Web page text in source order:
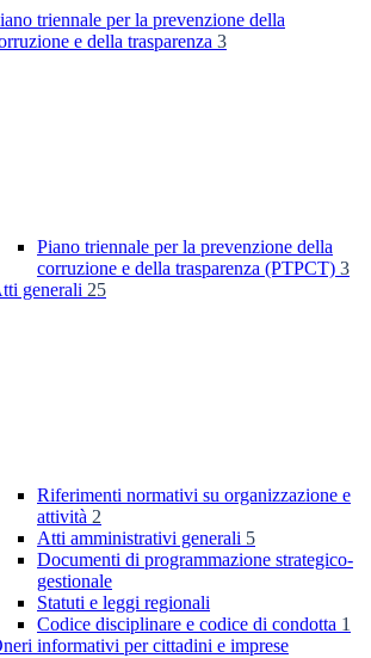
triennale per la prevenzione della
e della trasparenza 3
Piano triennale per la prevenzione della
corruzione e della trasparenza (PTPCT) 3
generali 25
Riferimenti normativi su organizzazione e
attività 2
Atti amministrativi generali 5
Documenti di programmazione strategico-
gestionale
Statuti e leggi regionali
Codice disciplinare e codice di condotta 1
informativi per cittadini e imprese